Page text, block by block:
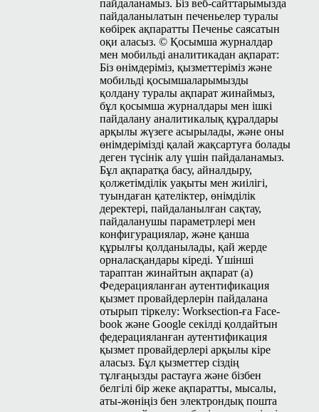
пайдаланамыз. Біз веб-сайттарымызда
пайдаланылатын печеньелер туралы
көбірек ақпаратты Печенье саясатын
оқи аласыз. © Қосымша журналдар
мен мобильді аналитикадан ақпарат:
Біз өнімдеріміз, қызметтеріміз және
мобильді қосымшаларымызды
қолдану туралы ақпарат жинаймыз,
бұл қосымша журналдары мен ішкі
пайдалану аналитикалық құралдары
арқылы жүзеге асырылады, және оны
өнімдерімізді қалай жақсартуға болады
деген түсінік алу үшін пайдаланамыз.
Бұл ақпаратқа басу, айналдыру,
қолжетімділік уақыты мен жиілігі,
туындаған қателіктер, өнімділік
деректері, пайдаланылған сақтау,
пайдаланушы параметрлері мен
конфигурациялар, және қанша
құрылғы қолданылады, қай жерде
орналасқандары кіреді. Үшінші
тараптан жинайтын ақпарат (a)
Федерацияланған аутентификация
қызмет провайдерлерін пайдалана
отырып тіркелу: Work­sec­tion-ға Face­
book және Google секілді қолдайтын
федерацияланған аутентификация
қызмет провайдерлері арқылы кіре
аласыз. Бұл қызметтер сіздің
тұлғаңызды растауға және бізбен
белгілі бір жеке ақпаратты, мысалы,
аты-жөніңіз бен электрондық пошта